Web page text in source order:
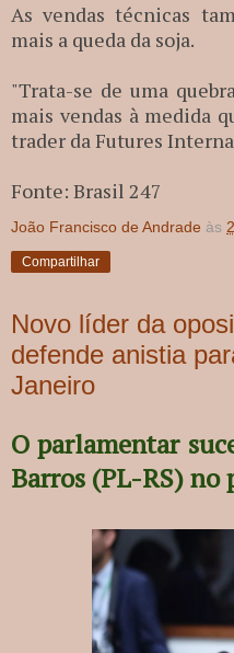
As vendas técnicas
mais a queda da soja.
"Trata-se de uma
mais vendas à medida
trader da Futures
Fonte: Brasil 247
João Francisco de Andrade às
Compartilhar
Novo líder da
defende anistia
Janeiro
O parlamentar
Barros (PL-RS) no